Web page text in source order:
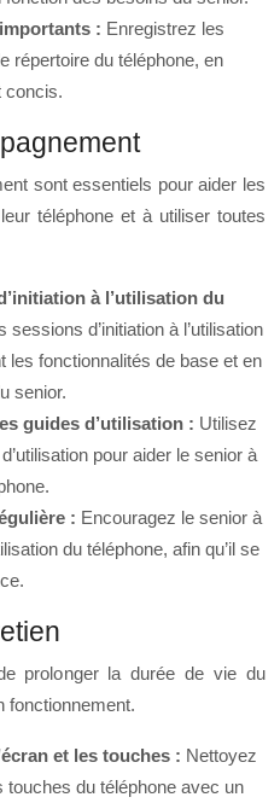
: Enregistrez les
répertoire du téléphone, en
concis.
sont essentiels pour aider les
téléphone et à utiliser toutes
à l’utilisation du
sessions d’initiation à l’utilisation
les fonctionnalités de base et en
senior.
guides d’utilisation : Utilisez
pour aider le senior à
: Encouragez le senior à
du téléphone, afin qu’il se
prolonger la durée de vie du
fonctionnement.
et les touches : Nettoyez
touches du téléphone avec un